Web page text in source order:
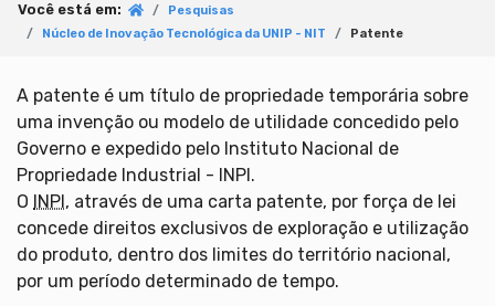
Você está em:
Pesquisas
Núcleo de Inovação Tecnológica da UNIP - NIT
Patente
A patente é um título de propriedade temporária sobre
uma invenção ou modelo de utilidade concedido pelo
Governo e expedido pelo Instituto Nacional de
Propriedade Industrial - INPI.
O INPI , através de uma carta patente, por força de lei
concede direitos exclusivos de exploração e utilização
do produto, dentro dos limites do território nacional,
por um período determinado de tempo.